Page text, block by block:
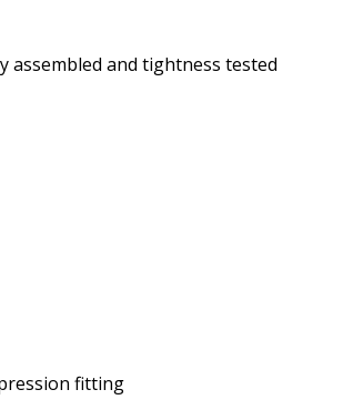
assembled and tightness tested
fitting